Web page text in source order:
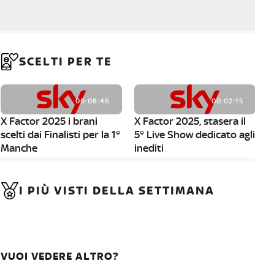
SCELTI PER TE
00:08:46
X Factor 2025 i brani
scelti dai Finalisti per la 1°
Manche
00:02:15
X Factor 2025, stasera il
5° Live Show dedicato agli
inediti
I PIÙ VISTI DELLA SETTIMANA
VUOI VEDERE ALTRO?